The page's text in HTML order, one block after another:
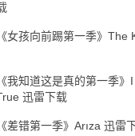
《女孩向前踢第一季》The
《我知道这是真的第一季
迅雷下载
《差错第一季》Arıza 迅雷